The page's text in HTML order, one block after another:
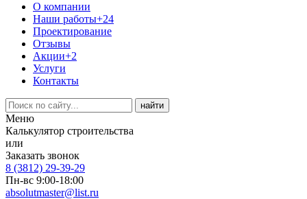
О компании
Наши работы+24
Проектирование
Отзывы
Акции+2
Услуги
Контакты
Меню
Калькулятор строительства
или
Заказать звонок
8 (3812) 29-39-29
Пн-вс 9:00-18:00
absolutmaster@list.ru